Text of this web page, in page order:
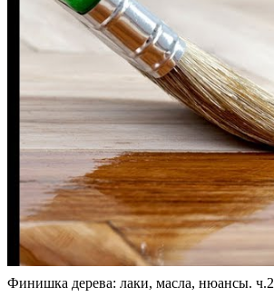
Финишка дерева: лаки, масла, нюансы. ч.2